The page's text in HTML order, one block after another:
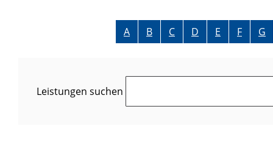
Alphabetisches Register überspringen
A B C D E F G
Leistungen suchen